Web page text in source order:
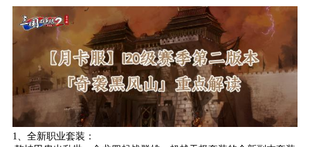
1、全新职业套装：